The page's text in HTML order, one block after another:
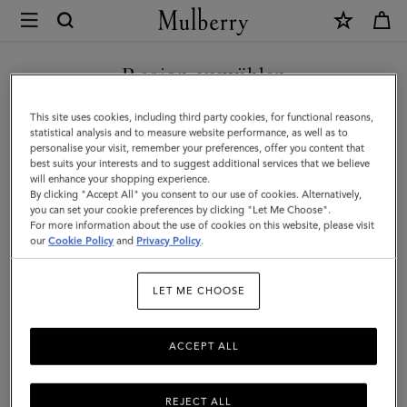
Mulberry
Schmaler
Schal
–
Wildblume
|
Recyceltes
Polyester
Region auswählen
Sie befinden sich auf unserer Seite für Österreich, aber wir
haben festgestellt, dass Sie hier sind: Vereinigte Staaten.
SEITE FÜR VEREINIGTE
STAATEN BESUCHEN
AUF FOLGENDER WEBSEITE
FORTFAHREN: ÖSTERREICH
This site uses cookies, including third party cookies, for functional reasons,
statistical analysis and to measure website performance, as well as to
personalise your visit, remember your preferences, offer you content that
best suits your interests and to suggest additional services that we believe
will enhance your shopping experience.
By clicking "Accept All" you consent to our use of cookies. Alternatively,
you can set your cookie preferences by clicking "Let Me Choose".
For more information about the use of cookies on this website, please visit
ourCookie Policy and Privacy Policy.
LET ME CHOOSE
REJECT ALL
ACCEPT ALL